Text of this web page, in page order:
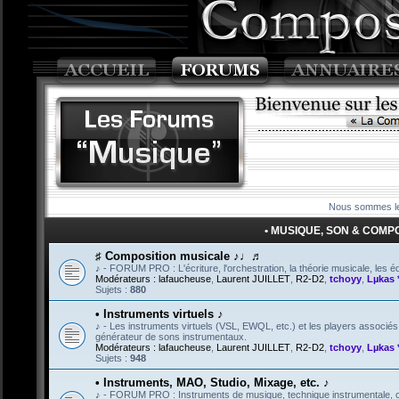
Nous sommes
• MUSIQUE, SON &
♯ Composition musicale ♪♩♬
♪ - FORUM PRO : L'écriture, l'orchestration, la théorie musicale, les
Modérateurs : lafaucheuse Laurent JUILLET R2-D2 tchoyy Lµkas
Sujets : 880
• Instruments virtuels ♪
♪ - Les instruments virtuels (VSL, EWQL, etc.) et les players
générateur de sons instrumentaux.
Modérateurs : lafaucheuse Laurent JUILLET R2-D2 tchoyy Lµkas
Sujets : 948
• Instruments, MAO, Studio, Mixage, etc. ♪
♪ - FORUM PRO : Instruments de musique, technique